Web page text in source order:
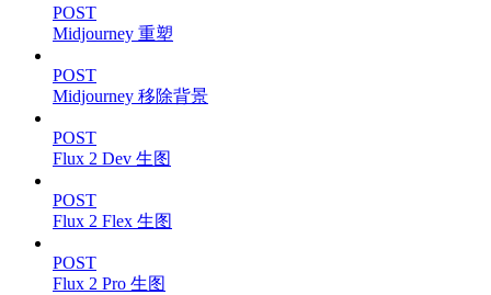
POST
Midjourney 重塑
POST
Midjourney 移除背景
POST
Flux 2 Dev 生图
POST
Flux 2 Flex 生图
POST
Flux 2 Pro 生图